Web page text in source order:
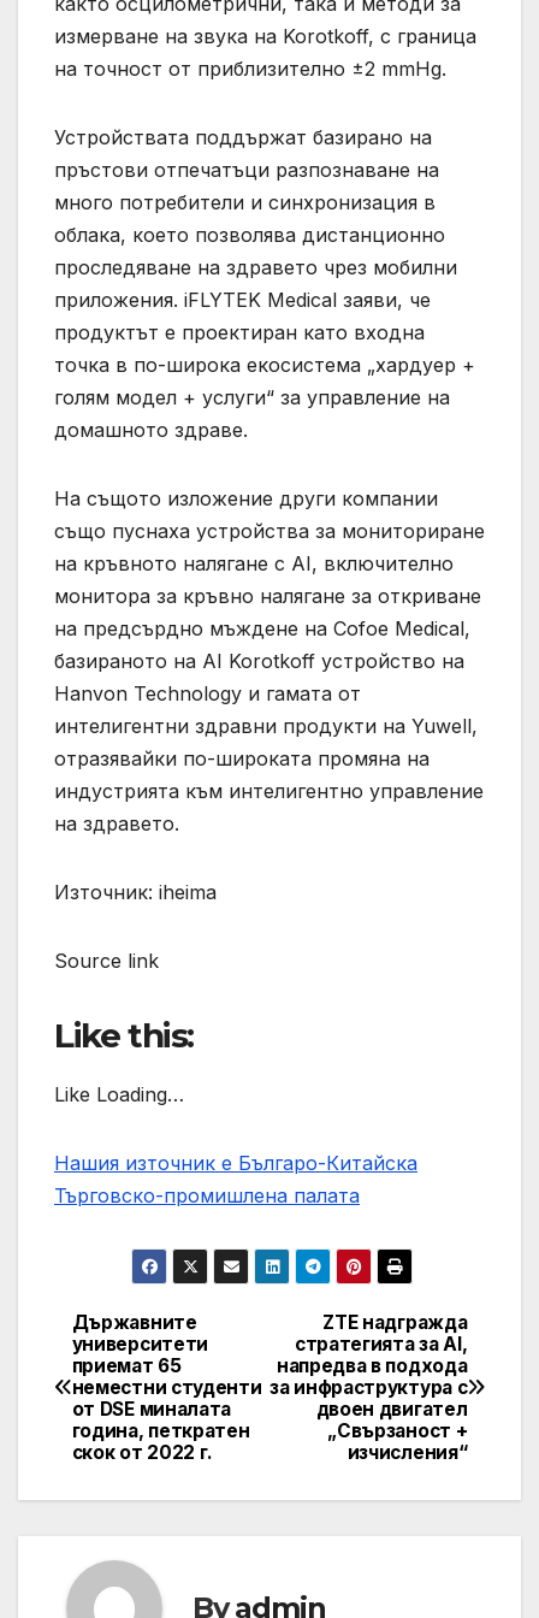
измерване на звука на Korotkoff, с граница
на точност от приблизително ±2 mmHg.
Устройствата поддържат базирано на
пръстови отпечатъци разпознаване на
много потребители и синхронизация в
облака, което позволява дистанционно
проследяване на здравето чрез мобилни
приложения. iFLYTEK Medical заяви, че
продуктът е проектиран като входна
точка в по-широка екосистема „хардуер +
голям модел + услуги“ за управление на
домашното здраве.
На същото изложение други компании
също пуснаха устройства за мониториране
на кръвното налягане с AI, включително
монитора за кръвно налягане за откриване
на предсърдно мъждене на Cofoe Medical,
базираното на AI Korotkoff устройство на
Hanvon Technology и гамата от
интелигентни здравни продукти на Yuwell,
отразявайки по-широката промяна на
индустрията към интелигентно управление
на здравето.
Източник: iheima
Source link
Like this:
Like Loading…
Нашия източник е Българо-Китайска
Търговско-промишлена палaта
Post
navigation
ZTE надгражда
стратегията за AI,
напредва в подхода
за инфраструктура с
двоен двигател
„Свързаност +
изчисления“
Държавните
университети
приемат 65
неместни студенти
от DSE миналата
година, петкратен
скок от 2022 г.
Byadmin